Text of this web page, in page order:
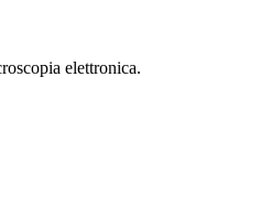
elettronica.